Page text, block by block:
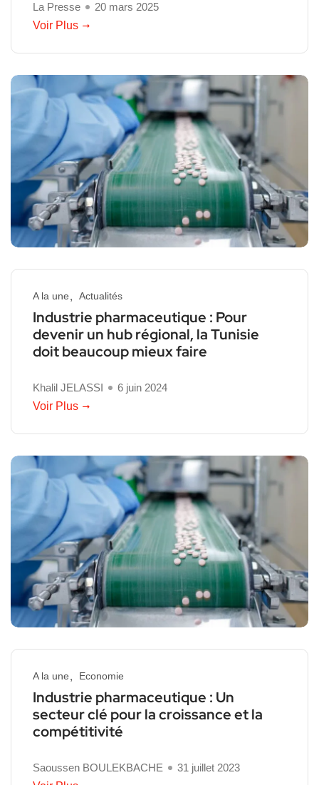
La Presse
20 mars 2025
Voir Plus
A la une Actualités
Industrie pharmaceutique : Pour
devenir un hub régional, la Tunisie
doit beaucoup mieux faire
Khalil JELASSI
6 juin 2024
Voir Plus
A la une Economie
Industrie pharmaceutique : Un
secteur clé pour la croissance et la
compétitivité
Saoussen BOULEKBACHE
31 juillet 2023